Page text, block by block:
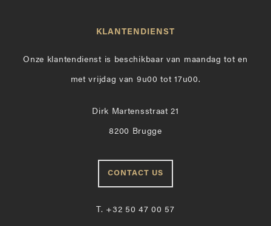
KLANTENDIENST
Onze klantendienst is beschikbaar van maandag tot en
met vrijdag van 9u00 tot 17u00.
Dirk Martensstraat 21
8200 Brugge
CONTACT US
T. +32 50 47 00 57